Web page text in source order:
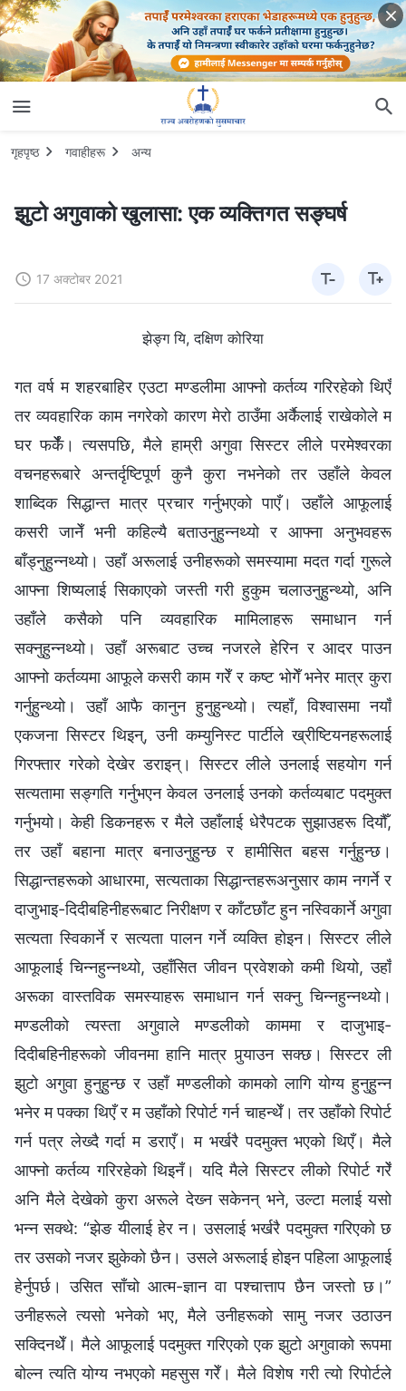
गृहपृष्ठ गवाहीहरू अन्य
झुटो अगुवाको खुलासा: एक व्यक्तिगत सङ्घर्ष
17 अक्टोबर 2021
झेङ्ग यि, दक्षिण कोरिया
गत वर्ष म शहरबाहिर एउटा मण्डलीमा आफ्नो कर्तव्य गरिरहेको थिएँ
तर व्यवहारिक काम नगरेको कारण मेरो ठाउँमा अर्कैलाई राखेकोले म
घर फर्केँ। त्यसपछि, मैले हाम्री अगुवा सिस्टर लीले परमेश्‍वरका
वचनहरूबारे अन्तर्दृष्टिपूर्ण कुनै कुरा नभनेको तर उहाँले केवल
शाब्दिक सिद्धान्त मात्र प्रचार गर्नुभएको पाएँ। उहाँले आफूलाई
कसरी जानेँ भनी कहिल्यै बताउनुहुन्‍नथ्यो र आफ्ना अनुभवहरू
बाँड्नुहुन्‍नथ्यो। उहाँ अरूलाई उनीहरूको समस्यामा मदत गर्दा गुरूले
आफ्ना शिष्यलाई सिकाएको जस्ती गरी हुकुम चलाउनुहुन्थ्यो, अनि
उहाँले कसैको पनि व्यवहारिक मामिलाहरू समाधान गर्न
सक्‍नुहुन्‍नथ्यो। उहाँ अरूबाट उच्‍च नजरले हेरिन र आदर पाउन
आफ्नो कर्तव्यमा आफूले कसरी काम गरेँ र कष्ट भोगेँ भनेर मात्र कुरा
गर्नुहुन्थ्यो। उहाँ आफै कानुन हुनुहुन्थ्यो। त्यहाँ, विश्‍वासमा नयाँ
एकजना सिस्टर थिइन्, उनी कम्युनिस्ट पार्टीले ख्रीष्टियनहरूलाई
गिरफ्तार गरेको देखेर डराइन्। सिस्टर लीले उनलाई सहयोग गर्न
सत्यतामा सङ्गति गर्नुभएन केवल उनलाई उनको कर्तव्यबाट पदमुक्त
गर्नुभयो। केही डिकनहरू र मैले उहाँलाई धेरैपटक सुझाउहरू दियौँ,
तर उहाँ बहाना मात्र बनाउनुहुन्छ र हामीसित बहस गर्नुहुन्छ।
सिद्धान्तहरूको आधारमा, सत्यताका सिद्धान्तहरूअनुसार काम नगर्ने र
दाजुभाइ-दिदीबहिनीहरूबाट निरीक्षण र काँटछाँट हुन नस्विकार्ने अगुवा
सत्यता स्विकार्ने र सत्यता पालन गर्ने व्यक्ति होइन। सिस्टर लीले
आफूलाई चिन्‍नहुन्‍नथ्यो, उहाँसित जीवन प्रवेशको कमी थियो, उहाँ
अरूका वास्तविक समस्याहरू समाधान गर्न सक्‍नु चिन्‍नहुन्‍नथ्यो।
मण्डलीको त्यस्ता अगुवाले मण्डलीको काममा र दाजुभाइ-
दिदीबहिनीहरूको जीवनमा हानि मात्र पुर्‍याउन सक्छ। सिस्टर ली
झुटो अगुवा हुनुहुन्छ र उहाँ मण्डलीको कामको लागि योग्य हुनुहुन्‍न
भनेर म पक्‍का थिएँ र म उहाँको रिपोर्ट गर्न चाहन्थेँ। तर उहाँको रिपोर्ट
गर्न पत्र लेख्दै गर्दा म डराएँ। म भर्खरै पदमुक्त भएको थिएँ। मैले
आफ्नो कर्तव्य गरिरहेको थिइनँ। यदि मैले सिस्टर लीको रिपोर्ट गरेँ
अनि मैले देखेको कुरा अरूले देख्‍न सकेनन् भने, उल्टा मलाई यसो
भन्‍न सक्थे: “झेङ यीलाई हेर न। उसलाई भर्खरै पदमुक्त गरिएको छ
तर उसको नजर झुकेको छैन। उसले अरूलाई होइन पहिला आफूलाई
हेर्नुपर्छ। उसित साँचो आत्म-ज्ञान वा पश्‍चात्ताप छैन जस्तो छ।”
उनीहरूले त्यसो भनेको भए, मैले उनीहरूको सामु नजर उठाउन
सक्दिनथेँ। मैले आफूलाई पदमुक्त गरिएको एक झुटो अगुवाको रूपमा
बोल्न त्यति योग्य नभएको महसुस गरेँ। मैले विशेष गरी त्यो रिपोर्टले